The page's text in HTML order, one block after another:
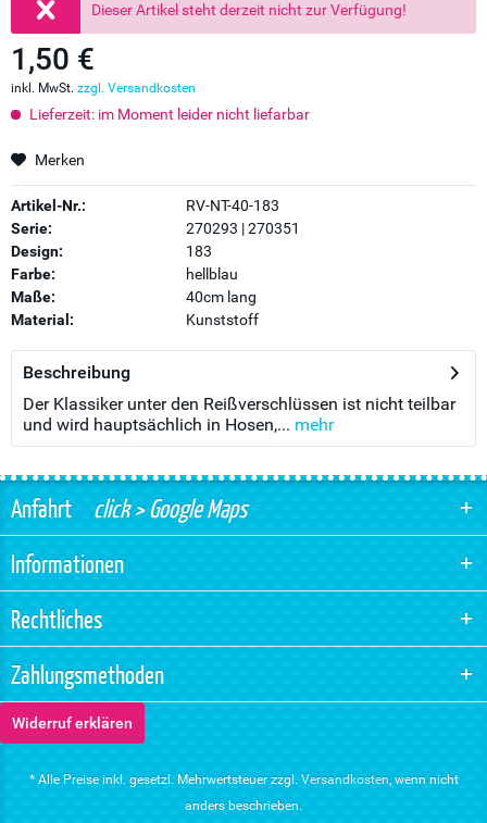
Dieser Artikel steht derzeit nicht zur Verfügung!
1,50 €
inkl. MwSt. zzgl. Versandkosten
Lieferzeit: im Moment leider nicht liefarbar
Merken
Artikel-Nr.:
RV-NT-40-183
Serie:
270293 | 270351
Design:
183
Farbe:
hellblau
Maße:
40cm lang
Material:
Kunststoff
Beschreibung
Der Klassiker unter den Reißverschlüssen ist nicht teilbar
und wird hauptsächlich in Hosen,... mehr
Anfahrtclick > Google Maps
Informationen
Rechtliches
Zahlungsmethoden
Widerruf erklären
* Alle Preise inkl. gesetzl. Mehrwertsteuer zzgl. Versandkosten, wenn nicht
anders beschrieben.